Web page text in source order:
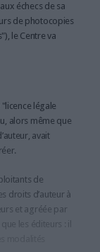
échecs de sa
de photocopies
le Centre va
légale
alors même que
avait
de
droits d’auteur à
et agréée par
les éditeurs : il